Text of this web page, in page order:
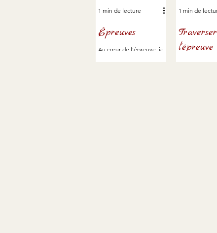
Épreuves
Au cœur de l'épreuve, je
1 min de lecture
Traverser
l'épreuve
1 min de